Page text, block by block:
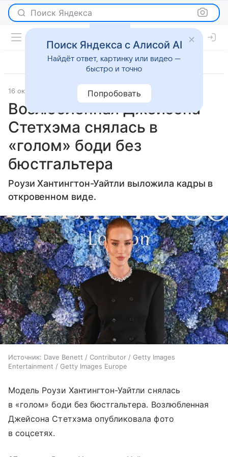
Поиск Яндекса
16 октября 2024 Газета.Ру Светская жизнь
Возлюбленная Джейсона
Стетхэма снялась в
«голом» боди без
бюстгальтера
Роузи Хантингтон-Уайтли выложила кадры в
откровенном виде.
Источник: Dave Benett / Contributor / Getty Images
Entertainment / Getty Images Europe
Модель Роузи Хантингтон-Уайтли снялась
в «голом» боди без бюстгальтера. Возлюбленная
Джейсона Стетхэма опубликовала фото
в соцсетях.
Поиск Яндекса с Алисой AI
Найдёт ответ, картинку или видео —
быстро и точно
Попробовать